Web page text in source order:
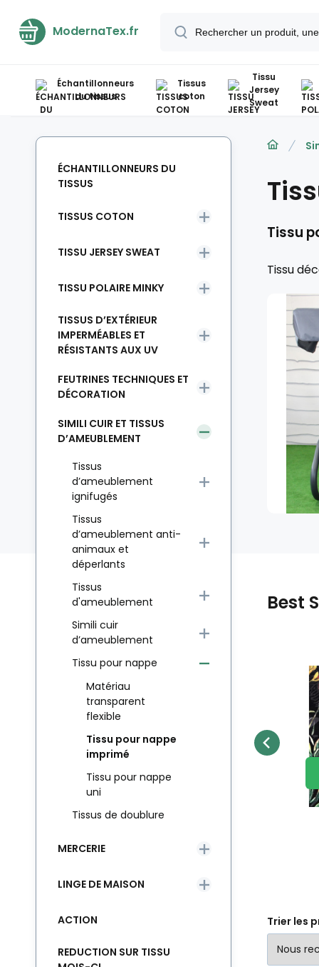
ModernaTex.fr
Échantillonneurs
du tissus
Tissus
coton
Tissu
Jersey
Sweat
Tissu
Tissu
Best
Nappe colorée avec
impression Oxford 71
Nappe colorée avec
impression Oxford 71
Poids:
Largeur:
Trier les
ÉCHANTILLONNEURS DU
TISSUS
TISSUS COTON
TISSU JERSEY SWEAT
TISSU POLAIRE MINKY
TISSUS D’EXTÉRIEUR
IMPERMÉABLES ET
RÉSISTANTS AUX UV
FEUTRINES TECHNIQUES ET
DÉCORATION
SIMILI CUIR ET TISSUS
D’AMEUBLEMENT
Tissus
d’ameublement
ignifugés
Tissus
d’ameublement anti-
animaux et
déperlants
Tissus
d'ameublement
Simili cuir
d’ameublement
Tissu pour nappe
Matériau
transparent
flexible
Tissu pour nappe
imprimé
Tissu pour nappe
uni
Tissus de doublure
MERCERIE
LINGE DE MAISON
ACTION
REDUCTION SUR TISSU